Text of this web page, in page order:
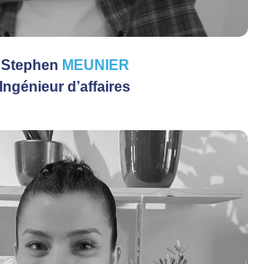
Stephen MEUNIER
Ingénieur d’affaires